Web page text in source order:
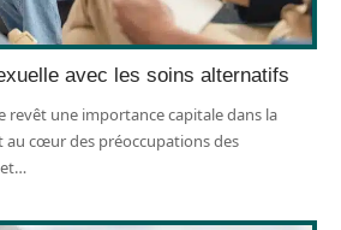
avec les soins alternatifs
revêt une importance capitale dans la
au cœur des préoccupations des
…